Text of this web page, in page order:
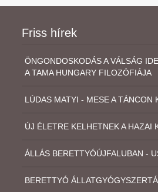
Friss hírek
ÖNGONDOSKODÁS A VÁLSÁG
A TAMA HUNGARY FILOZÓFIÁJA
LÚDAS MATYI - MESE A TÁNCON
ÚJ ÉLETRE KELHETNEK A HAZAI
ÁLLÁS BERETTYÓÚJFALUBAN -
BERETTYÓ